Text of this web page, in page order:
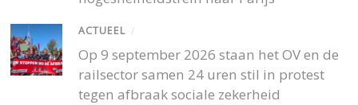
ACTUEEL /
Op 9 september 2026 staan het OV en de
railsector samen 24 uren stil in protest
tegen afbraak sociale zekerheid